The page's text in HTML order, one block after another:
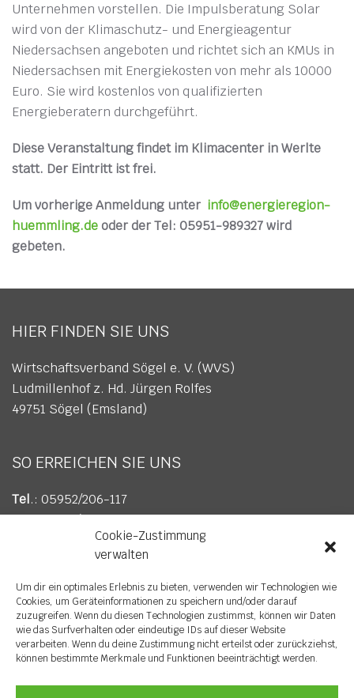
Cookie-Zustimmung
verwalten
Um dir ein optimales Erlebnis zu bieten, verwenden wir Technologien wie
Cookies, um Geräteinformationen zu speichern und/oder darauf
zuzugreifen. Wenn du diesen Technologien zustimmst, können wir Daten
wie das Surfverhalten oder eindeutige IDs auf dieser Website
verarbeiten. Wenn du deine Zustimmung nicht erteilst oder zurückziehst,
können bestimmte Merkmale und Funktionen beeinträchtigt werden.
Unternehmen vorstellen. Die Impulsberatung Solar
wird von der Klimaschutz- und Energieagentur
Niedersachsen angeboten und richtet sich an KMUs in
Niedersachsen mit Energiekosten von mehr als 10000
Euro. Sie wird kostenlos von qualifizierten
Energieberatern durchgeführt.
Diese Veranstaltung findet im Klimacenter in Werlte
statt. Der Eintritt ist frei.
Um vorherige Anmeldung unter info@energieregion-
huemmling.de oder der Tel: 05951-989327 wird
gebeten.
HIER FINDEN SIE UNS
Wirtschaftsverband Sögel e. V. (WVS)
Ludmillenhof z. Hd. Jürgen Rolfes
49751 Sögel (Emsland)
SO ERREICHEN SIE UNS
Tel.: 05952/206-117
Fax: 05952/206-617
info@wv-soegel.de